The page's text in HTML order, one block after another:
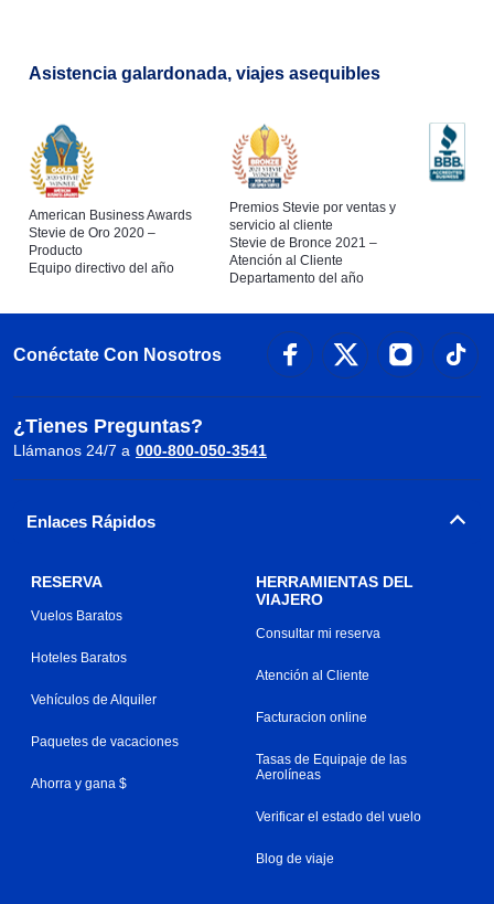
Asistencia galardonada, viajes asequibles
American Business Awards
Stevie de Oro 2020 –
Producto
Equipo directivo del año
Premios Stevie por ventas y
servicio al cliente
Stevie de Bronce 2021 –
Atención al Cliente
Departamento del año
Conéctate Con Nosotros
¿Tienes Preguntas?
Llámanos 24/7 a 000-800-050-3541
Enlaces Rápidos
RESERVA
Vuelos Baratos
Hoteles Baratos
Vehículos de Alquiler
Paquetes de vacaciones
Ahorra y gana $
HERRAMIENTAS DEL
VIAJERO
Consultar mi reserva
Atención al Cliente
Facturacion online
Tasas de Equipaje de las
Aerolíneas
Verificar el estado del vuelo
Blog de viaje